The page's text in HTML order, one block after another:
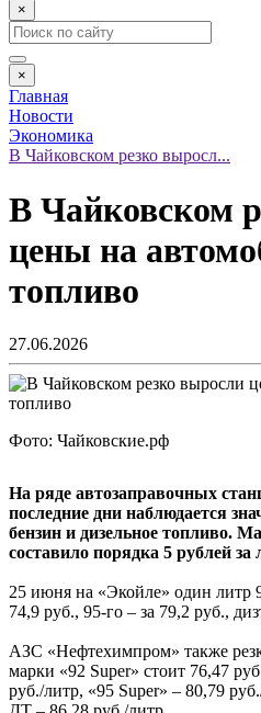
×
×
Главная
Новости
Экономика
В Чайковском резко выросл...
В Чайковском
цены на
топливо
27.06.2026
Фото: Чайковские.рф
На ряде автозаправочных
последние дни наблюдается
бензин и дизельное топливо.
составило порядка 5 рублей за
25 июня на «Экойле» один литр
74,9 руб., 95-го – за 79,2 руб.,
АЗС «Нефтехимпром» также
марки «92 Super» стоит 76,47
руб./литр, «95 Super» – 80,79